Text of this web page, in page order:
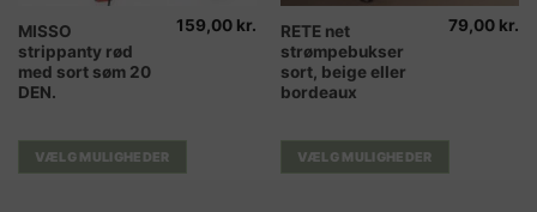
MISSO
strippanty rød
med sort søm 20
DEN.
159,00 kr.
VÆLG MULIGHEDER
Dette
vare
har
flere
Mulighederne
kan
RETE net
strømpebukser
sort, beige eller
bordeaux
79,00 kr.
VÆLG MULIGHEDER
Dette
vare
har
flere
Mulighederne
kan